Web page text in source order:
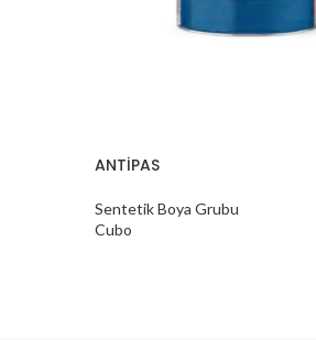
ANTİPAS
Sentetik Boya Grubu
Cubo